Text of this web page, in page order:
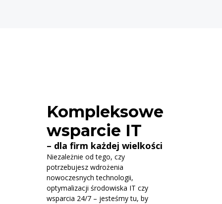
Kompleksowe
wsparcie IT
– dla firm każdej wielkości
Niezależnie od tego, czy
potrzebujesz wdrożenia
nowoczesnych technologii,
optymalizacji środowiska IT czy
wsparcia 24/7 – jesteśmy tu, by